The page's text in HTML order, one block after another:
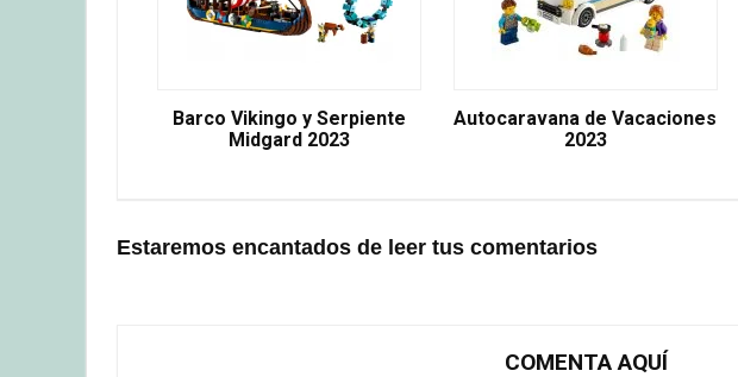
Barco Vikingo y Serpiente
Midgard 2023
Autocaravana de Vacaciones
2023
Estaremos encantados de leer tus comentarios
COMENTA AQUÍ